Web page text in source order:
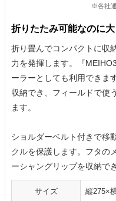
※各社
折りたたみ可能なのに
折り畳んでコンパクトに収
力を発揮します。『
ーラーとしても利用できま
収納でき、フィールドで使
ます。
ショルダーベルト付きで移
クルを保護します。フタの
ーシャングリップを収納で
サイズ 縦275×